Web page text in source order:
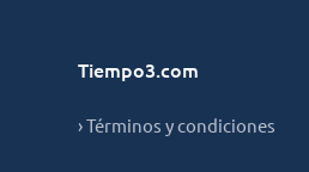
Tiempo3.com
› Términos y condiciones